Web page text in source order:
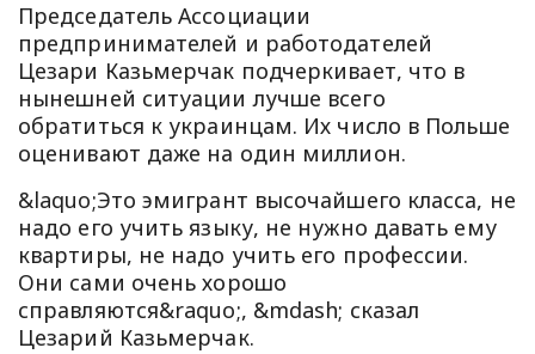
Председатель Ассоциации
предпринимателей и работодателей
Цезари Казьмерчак подчеркивает, что в
нынешней ситуации лучше всего
обратиться к украинцам. Их число в Польше
оценивают даже на один миллион.
&laquo;Это эмигрант высочайшего класса, не
надо его учить языку, не нужно давать ему
квартиры, не надо учить его профессии.
Они сами очень хорошо
справляются&raquo;, &mdash; сказал
Цезарий Казьмерчак.